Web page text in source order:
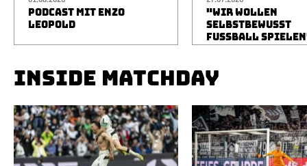
PODCAST MIT ENZO
LEOPOLD
"WIR WOLLEN
SELBSTBEWUSST
FUSSBALL
INSIDE MATCHDAY